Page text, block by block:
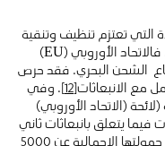
التي تعتزم تنظيف وتنقية
قطاع الشحن البحري العالمي من الملوثات. فالاتحاد الأوروبي (EU)
الشحن البحري. فقد حرص
مع الانبعاثات[12]
. وفي
(لائحة (الاتحاد الأوروبي)
فيما يتعلق بانبعاثات ثاني
أكسيد الكربون الناجمة عن السفن التي تزيد حمولتها الإجمالية عن 5000